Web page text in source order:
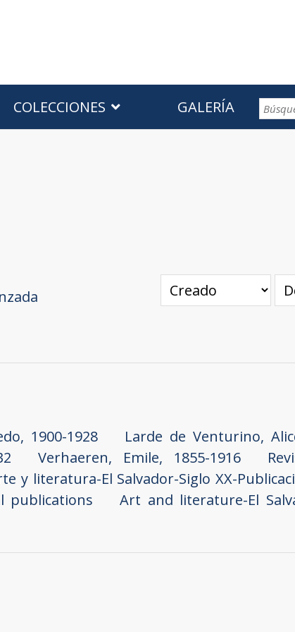
COLECCIONES GALERÍA
1900-1928 Larde de Venturino,
Verhaeren, Emile, 1855-1916
y literatura-El Salvador-Siglo XX-
publications
Art and literature-El